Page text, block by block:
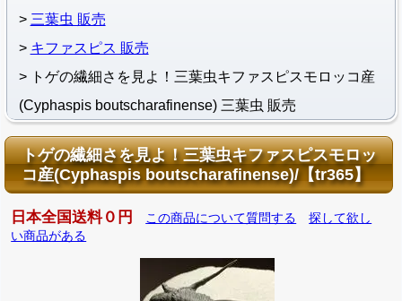
三葉虫 販売
キファスピス 販売
トゲの繊細さを見よ！三葉虫キファスピスモロッコ産
(Cyphaspis boutscharafinense) 三葉虫 販売
トゲの繊細さを見よ！三葉虫キファスピスモロッ
コ産(Cyphaspis boutscharafinense)/【tr365】
日本全国送料０円 この商品について質問する
探して欲し
い商品がある